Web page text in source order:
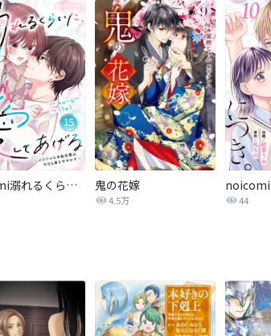
noicomi溺れるくらいに、愛してあげる～イジワルな未紘先輩は今日も番を甘やかす～ 鬼の花嫁
4.5万 44